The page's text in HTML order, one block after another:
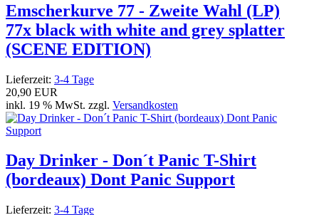
Emscherkurve 77 - Zweite Wahl (LP)
77x black with white and grey splatter
(SCENE EDITION)
Lieferzeit: 3-4 Tage
20,90 EUR
inkl. 19 % MwSt. zzgl. Versandkosten
Day Drinker - Don´t Panic T-Shirt
(bordeaux) Dont Panic Support
Lieferzeit: 3-4 Tage